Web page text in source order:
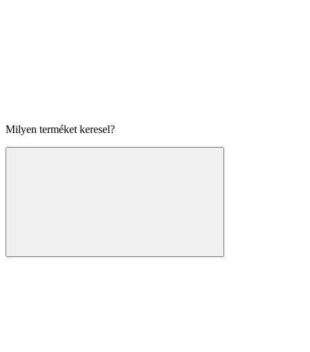
Milyen terméket keresel?